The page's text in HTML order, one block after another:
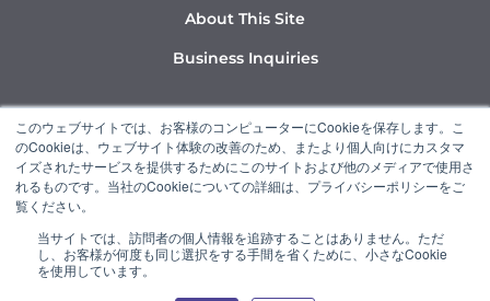
このウェブサイトでは、お客様のコンピューターにCookieを保存します。こ
のCookieは、ウェブサイト体験の改善のため、またより個人向けにカスタマ
イズされたサービスを提供するためにこのサイトおよび他のメディアで使用さ
れるものです。当社のCookieについての詳細は、プライバシーポリシーをご
覧ください。
当サイトでは、訪問者の個人情報を追跡することはありません。ただ
し、お客様が何度も同じ選択をする手間を省くために、小さなCookie
を使用しています。
About This Site
Business Inquiries
Y
o
u
t
b
I
n
s
t
g
L
i
n
k
d
“NARUMI” is a member of the Ishizuka Glass Group.